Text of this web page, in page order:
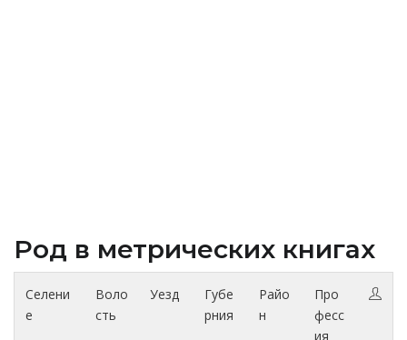
Род в метрических книгах
Селени
е
Воло
сть
Уезд
Губе
рния
Райо
н
Про
фесс
ия